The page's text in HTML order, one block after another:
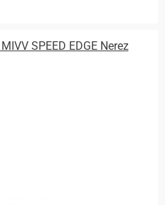
SPEED EDGE Nerez